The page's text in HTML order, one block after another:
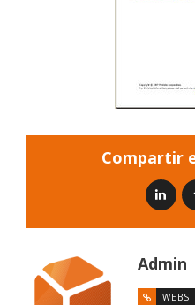
Compartir
Admin